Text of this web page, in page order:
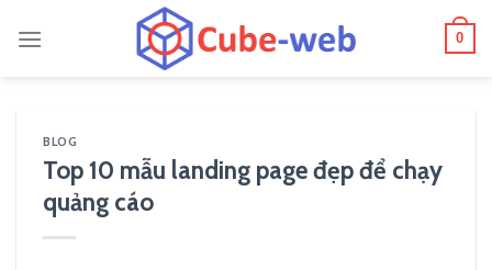
0
BLOG
Top 10 mẫu landing page đẹp để chạy
quảng cáo